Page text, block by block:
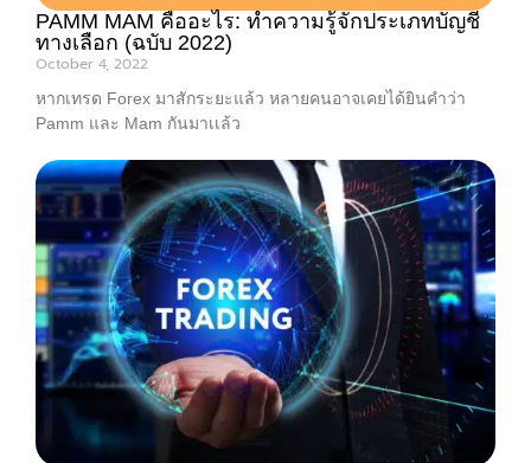
PAMM MAM คืออะไร: ทำความรู้จักประเภทบัญชี
ทางเลือก (ฉบับ 2022)
October 4, 2022
หากเทรด Forex มาสักระยะแล้ว หลายคนอาจเคยได้ยินคำว่า
Pamm และ Mam กันมาเเล้ว